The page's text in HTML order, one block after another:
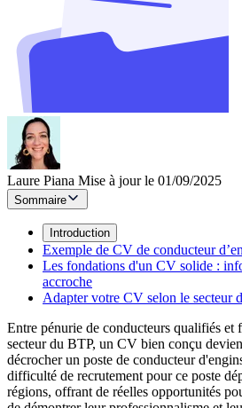
Laure Piana Mise à jour le 01/09/2025
Sommaire
Introduction
Exemple de CV de conducteur
Les fondations d'un CV solide :
accroche
Adapter votre CV selon le secteur
Entre pénurie de conducteurs qualifiés et
secteur du BTP, un CV bien conçu
décrocher un poste de conducteur
difficulté de recrutement pour ce poste
régions, offrant de réelles opportunités